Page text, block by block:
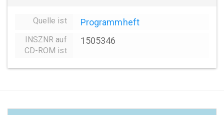
Quelle ist Programmheft
INSZNR auf
CD-ROM ist
1505346